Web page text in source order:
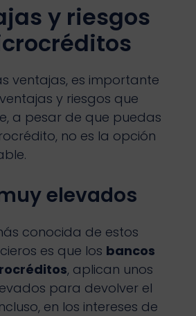
y riesgos
ventajas, es importante
y riesgos que
a pesar de que puedas
no es la opción
elevados
conocida de estos
es que los bancos
, aplican unos
para devolver el
en los intereses de